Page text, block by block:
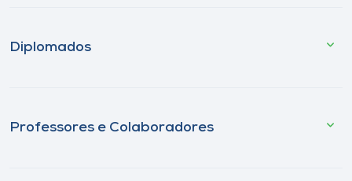
Diplomados
Professores e Colaboradores